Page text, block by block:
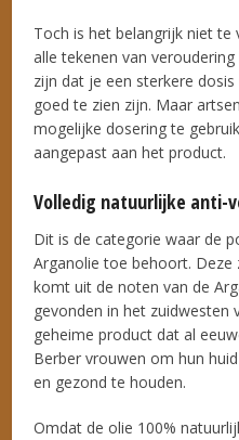
Toch is het belangrijk niet
alle tekenen van
zijn dat je een sterkere
goed te zien zijn. Maar
mogelijke dosering te
aangepast aan het product.
Volledig natuurlijke anti-
Dit is de categorie waar de
Arganolie toe behoort. Deze
komt uit de noten van de
gevonden in het zuidwesten
geheime product dat al
Berber vrouwen om hun
en gezond te houden.
Omdat de olie 100%